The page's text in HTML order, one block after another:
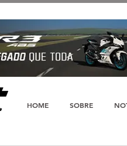
HOME SOBRE